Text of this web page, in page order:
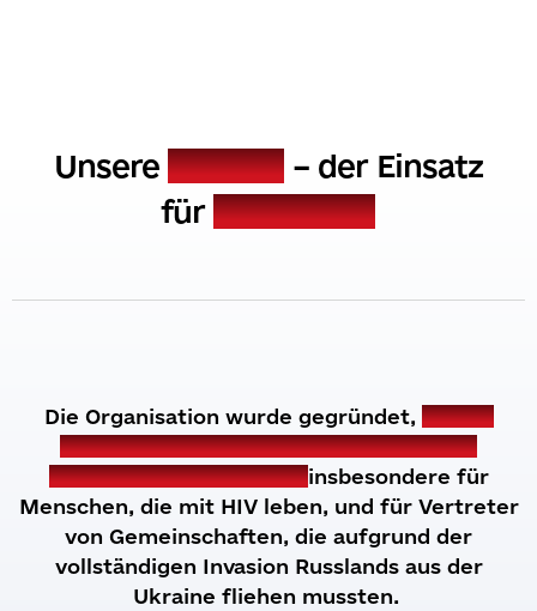
MISSION
Unsere Mission– der Einsatz
fürdas Leben!
Die Organisation wurde gegründet, um die
Möglichkeiten der Hilfe für ukrainische
Patienten zu erweitern,insbesondere für
Menschen, die mitHIV leben, und für Vertreter
von Gemeinschaften, die aufgrund der
vollständigen Invasion Russlands aus der
Ukraine fliehen mussten.